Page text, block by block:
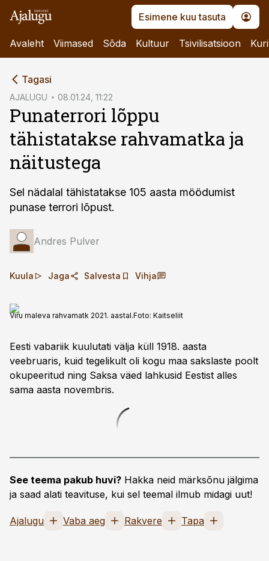
Esimene kuu tasuta
Avaleht Viimased Sõda Kultuur Tsivilisatsioon
Tagasi
AJALUGU 08.01.24, 11:22
Punaterrori lõppu
tähistatakse rahvamatka ja
näitustega
Sel nädalal tähistatakse 105 aasta möödumist
punase terrori lõpust.
Andres Pulver
Kuula Jaga Salvesta Vihja
Viru maleva rahvamatk 2021. aastal.Foto: Kaitseliit
Eesti vabariik kuulutati välja küll 1918. aasta
veebruaris, kuid tegelikult oli kogu maa sakslaste poolt
okupeeritud ning Saksa väed lahkusid Eestist alles
sama aasta novembris.
See teema pakub huvi? Hakka neid märksõnu jälgima
ja saad alati teavituse, kui sel teemal ilmub midagi uut!
Ajalugu Vaba aeg Rakvere Tapa